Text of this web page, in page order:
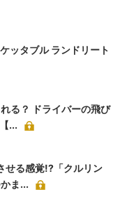
ッタブル ランドリート
る？ ドライバーの飛び
...
せる感覚!?「クルリン
ま...